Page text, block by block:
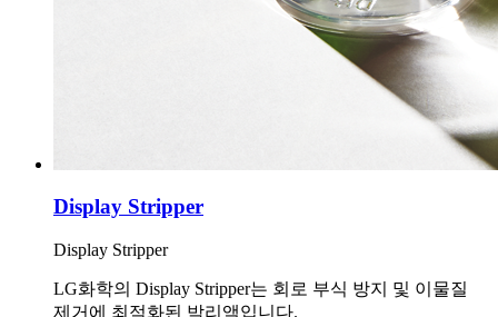
Display Stripper
Display Stripper
LG화학의 Display Stripper는 회로 부식 방지 및 이물질
제거에 최적화된 박리액입니다.